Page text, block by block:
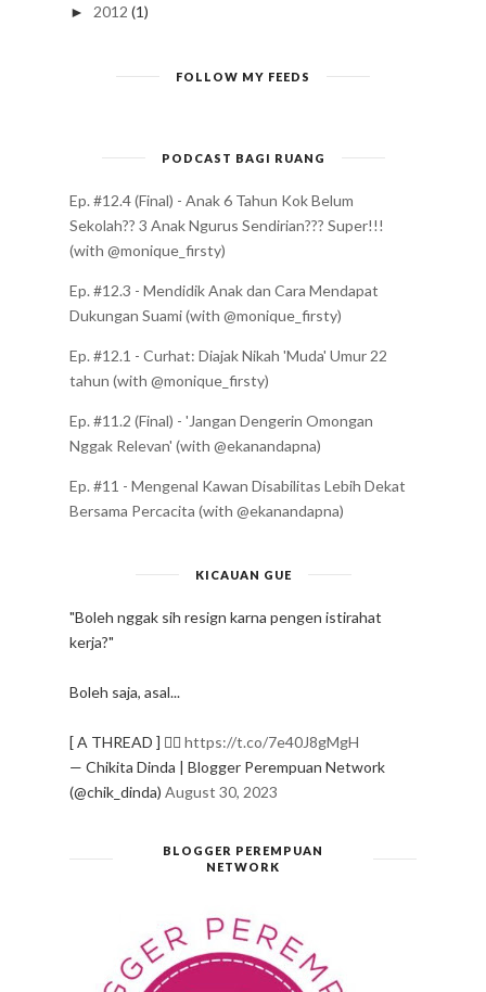
► 2012 (1)
FOLLOW MY FEEDS
PODCAST BAGI RUANG
Ep. #12.4 (Final) - Anak 6 Tahun Kok Belum
Sekolah?? 3 Anak Ngurus Sendirian??? Super!!!
(with @monique_firsty)
Ep. #12.3 - Mendidik Anak dan Cara Mendapat
Dukungan Suami (with @monique_firsty)
Ep. #12.1 - Curhat: Diajak Nikah 'Muda' Umur 22
tahun (with @monique_firsty)
Ep. #11.2 (Final) - 'Jangan Dengerin Omongan
Nggak Relevan' (with @ekanandapna)
Ep. #11 - Mengenal Kawan Disabilitas Lebih Dekat
Bersama Percacita (with @ekanandapna)
KICAUAN GUE
"Boleh nggak sih resign karna pengen istirahat
kerja?"
Boleh saja, asal...
[ A THREAD ] ✍🏻 https://t.co/7e40J8gMgH
— Chikita Dinda | Blogger Perempuan Network
(@chik_dinda) August 30, 2023
BLOGGER PEREMPUAN
NETWORK